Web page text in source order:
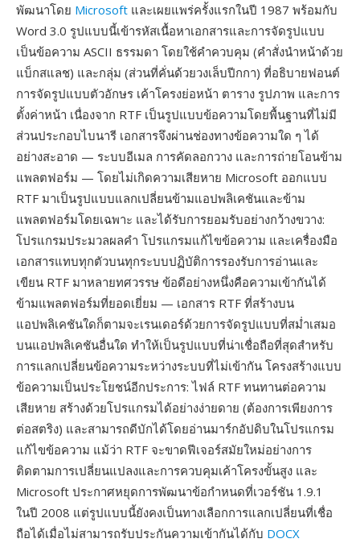
พัฒนาโดย Microsoft และเผยแพร่ครั้งแรกในปี 1987 พร้อมกับ
Word 3.0 รูปแบบนี้เข้ารหัสเนื้อหาเอกสารและการจัดรูปแบบ
เป็นข้อความ ASCII ธรรมดา โดยใช้คำควบคุม (คำสั่งนำหน้าด้วย
แบ็กสแลช) และกลุ่ม (ส่วนที่คั่นด้วยวงเล็บปีกกา) ที่อธิบายฟอนต์
การจัดรูปแบบตัวอักษร เค้าโครงย่อหน้า ตาราง รูปภาพ และการ
ตั้งค่าหน้า เนื่องจาก RTF เป็นรูปแบบข้อความโดยพื้นฐานที่ไม่มี
ส่วนประกอบไบนารี เอกสารจึงผ่านช่องทางข้อความใด ๆ ได้
อย่างสะอาด — ระบบอีเมล การคัดลอกวาง และการถ่ายโอนข้าม
แพลตฟอร์ม — โดยไม่เกิดความเสียหาย Microsoft ออกแบบ
RTF มาเป็นรูปแบบแลกเปลี่ยนข้ามแอปพลิเคชันและข้าม
แพลตฟอร์มโดยเฉพาะ และได้รับการยอมรับอย่างกว้างขวาง:
โปรแกรมประมวลผลคำ โปรแกรมแก้ไขข้อความ และเครื่องมือ
เอกสารแทบทุกตัวบนทุกระบบปฏิบัติการรองรับการอ่านและ
เขียน RTF มาหลายทศวรรษ ข้อดีอย่างหนึ่งคือความเข้ากันได้
ข้ามแพลตฟอร์มที่ยอดเยี่ยม — เอกสาร RTF ที่สร้างบน
แอปพลิเคชันใดก็ตามจะเรนเดอร์ด้วยการจัดรูปแบบที่สม่ำเสมอ
บนแอปพลิเคชันอื่นใด ทำให้เป็นรูปแบบที่น่าเชื่อถือที่สุดสำหรับ
การแลกเปลี่ยนข้อความระหว่างระบบที่ไม่เข้ากัน โครงสร้างแบบ
ข้อความเป็นประโยชน์อีกประการ: ไฟล์ RTF ทนทานต่อความ
เสียหาย สร้างด้วยโปรแกรมได้อย่างง่ายดาย (ต้องการเพียงการ
ต่อสตริง) และสามารถดีบักได้โดยอ่านมาร์กอัปดิบในโปรแกรม
แก้ไขข้อความ แม้ว่า RTF จะขาดฟีเจอร์สมัยใหม่อย่างการ
ติดตามการเปลี่ยนแปลงและการควบคุมเค้าโครงขั้นสูง และ
Microsoft ประกาศหยุดการพัฒนาข้อกำหนดที่เวอร์ชัน 1.9.1
ในปี 2008 แต่รูปแบบนี้ยังคงเป็นทางเลือกการแลกเปลี่ยนที่เชื่อ
ถือได้เมื่อไม่สามารถรับประกันความเข้ากันได้กับ DOCX